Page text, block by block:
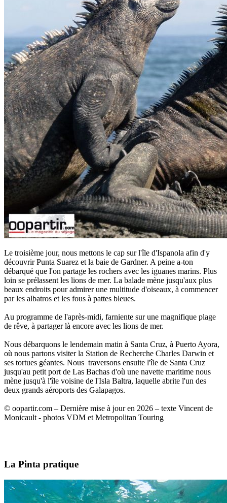
Le troisième jour, nous mettons le cap sur l'île d'Ispanola afin d'y
découvrir Punta Suarez et la baie de Gardner. A peine a-ton
débarqué que l'on partage les rochers avec les iguanes marins. Plus
loin se prélassent les lions de mer. La balade mène jusqu'aux plus
beaux endroits pour admirer une multitude d'oiseaux, à commencer
par les albatros et les fous à pattes bleues.
Au programme de l'après-midi, farniente sur une magnifique plage
de rêve, à partager là encore avec les lions de mer.
Nous débarquons le lendemain matin à Santa Cruz, à Puerto Ayora,
où nous partons visiter la Station de Recherche Charles Darwin et
ses tortues géantes. Nous traversons ensuite l'île de Santa Cruz
jusqu'au petit port de Las Bachas d'où une navette maritime nous
mène jusqu'à l'île voisine de l'Isla Baltra, laquelle abrite l'un des
deux grands aéroports des Galapagos.
© oopartir.com – Dernière mise à jour en 2026 – texte Vincent de
Monicault - photos VDM et Metropolitan Touring
La Pinta pratique